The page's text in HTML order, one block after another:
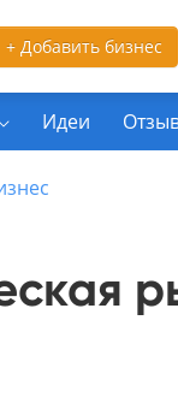
+ Добавить бизнес
Идеи